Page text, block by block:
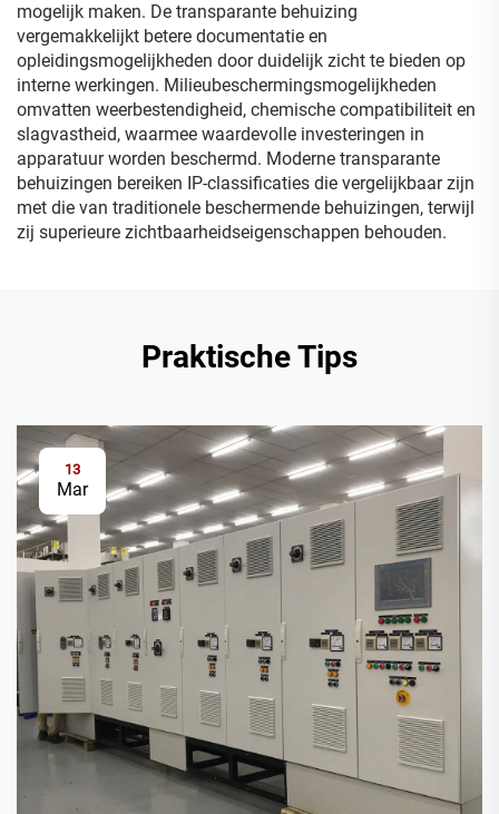
mogelijk maken. De transparante behuizing
vergemakkelijkt betere documentatie en
opleidingsmogelijkheden door duidelijk zicht te bieden op
interne werkingen. Milieubeschermingsmogelijkheden
omvatten weerbestendigheid, chemische compatibiliteit en
slagvastheid, waarmee waardevolle investeringen in
apparatuur worden beschermd. Moderne transparante
behuizingen bereiken IP-classificaties die vergelijkbaar zijn
met die van traditionele beschermende behuizingen, terwijl
zij superieure zichtbaarheidseigenschappen behouden.
Praktische Tips
13
Mar